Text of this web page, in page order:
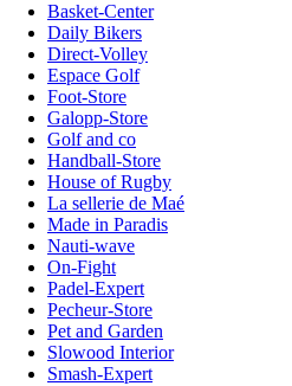
Basket-Center
Daily Bikers
Direct-Volley
Espace Golf
Foot-Store
Galopp-Store
Golf and co
Handball-Store
House of Rugby
La sellerie de Maé
Made in Paradis
Nauti-wave
On-Fight
Padel-Expert
Pecheur-Store
Pet and Garden
Slowood Interior
Smash-Expert